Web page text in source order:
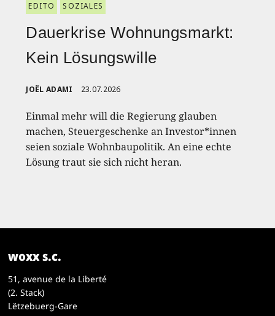
EDITO SOZIALES
Dauerkrise Wohnungsmarkt:
Kein Lösungswille
JOËL ADAMI 23.07.2026
Einmal mehr will die Regierung glauben
machen, Steuergeschenke an Investor*innen
seien soziale Wohnbaupolitik. An eine echte
Lösung traut sie sich nicht heran.
woxx s.c.
51, avenue de la Liberté
(2. Stack)
Lëtzebuerg-Gare